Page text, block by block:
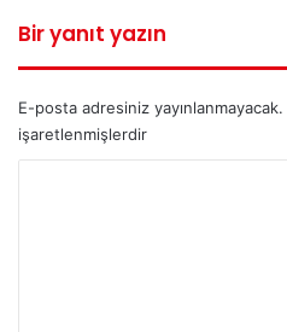
Bir yanıt yazın
E-posta adresiniz yayınlanmayacak.
işaretlenmişlerdir